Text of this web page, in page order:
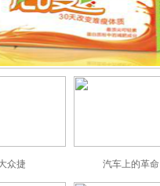
众捷 汽车上的革